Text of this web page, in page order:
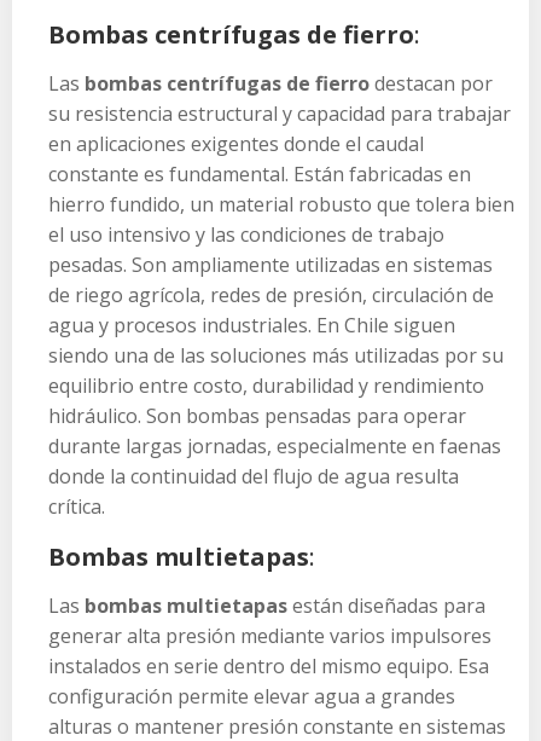
Bombas centrífugas de fierro:
Las bombas centrífugas de fierrodestacan por
su resistencia estructural y capacidad para trabajar
en aplicaciones exigentes donde el caudal
constante es fundamental. Están fabricadas en
hierro fundido, un material robusto que tolera bien
el uso intensivo y las condiciones de trabajo
pesadas. Son ampliamente utilizadas en sistemas
de riego agrícola, redes de presión, circulación de
agua y procesos industriales. En Chile siguen
siendo una de las soluciones más utilizadas por su
equilibrio entre costo, durabilidad y rendimiento
hidráulico. Son bombas pensadas para operar
durante largas jornadas, especialmente en faenas
donde la continuidad del flujo de agua resulta
crítica.
Bombas multietapas:
Las bombas multietapasestán diseñadas para
generar alta presión mediante varios impulsores
instalados en serie dentro del mismo equipo. Esa
configuración permite elevar agua a grandes
alturas o mantener presión constante en sistemas